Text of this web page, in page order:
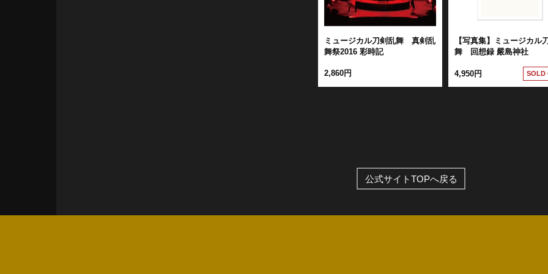
ミュージカル刀剣乱舞 真剣乱
舞祭2016 彩時記
2,860円
【写真集】ミュージカル
舞 回想録 嚴島神社
4,950円 SOLD
公式サイトTOPへ戻る